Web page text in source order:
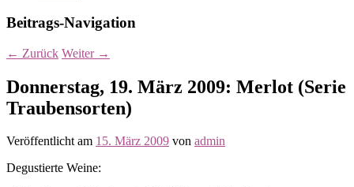
Beitrags-Navigation
← Zurück Weiter →
Donnerstag, 19. März 2009: Merlot (Serie
Traubensorten)
Veröffentlicht am 15. März 2009 von admin
Degustierte Weine: